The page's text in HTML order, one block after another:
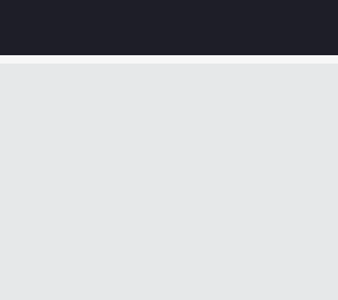
Ihr Warenkorb